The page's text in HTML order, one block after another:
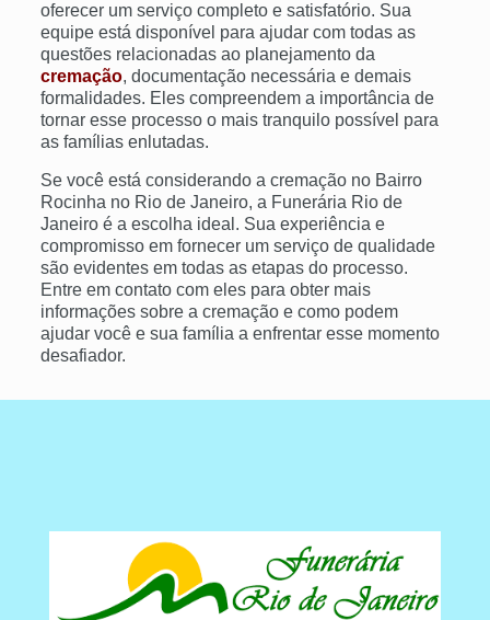
oferecer um serviço completo e satisfatório. Sua
equipe está disponível para ajudar com todas as
questões relacionadas ao planejamento da
cremação, documentação necessária e demais
formalidades. Eles compreendem a importância de
tornar esse processo o mais tranquilo possível para
as famílias enlutadas.
Se você está considerando a cremação no Bairro
Rocinha no Rio de Janeiro, a Funerária Rio de
Janeiro é a escolha ideal. Sua experiência e
compromisso em fornecer um serviço de qualidade
são evidentes em todas as etapas do processo.
Entre em contato com eles para obter mais
informações sobre a cremação e como podem
ajudar você e sua família a enfrentar esse momento
desafiador.